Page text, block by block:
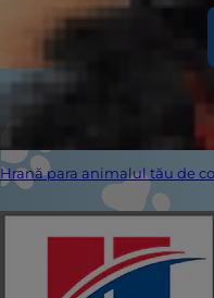
Hrană para animalul tău de